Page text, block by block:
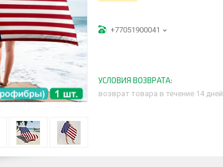
+77051900041
возврат товара в течение 14 дней